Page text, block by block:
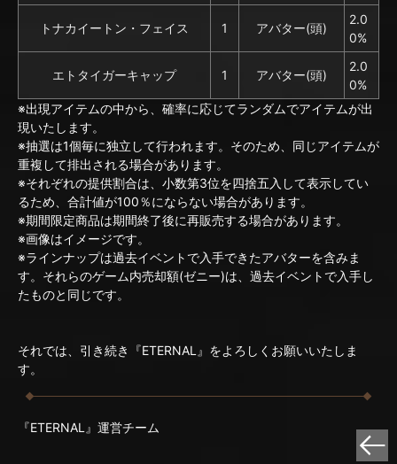
トナカイートン・フェイス 1 アバター(頭)
2.0
0%
エトタイガーキャップ 1 アバター(頭)
2.0
0%
※出現アイテムの中から、確率に応じてランダムでアイテムが出
現いたします。
※抽選は1個毎に独立して行われます。そのため、同じアイテムが
重複して排出される場合があります。
※それぞれの提供割合は、小数第3位を四捨五入して表示してい
るため、合計値が100％にならない場合があります。
※期間限定商品は期間終了後に再販売する場合があります。
※画像はイメージです。
※ラインナップは過去イベントで入手できたアバターを含みま
す。それらのゲーム内売却額(ゼニー)は、過去イベントで入手し
たものと同じです。
それでは、引き続き『ETERNAL』をよろしくお願いいたしま
す。
『ETERNAL』運営チーム